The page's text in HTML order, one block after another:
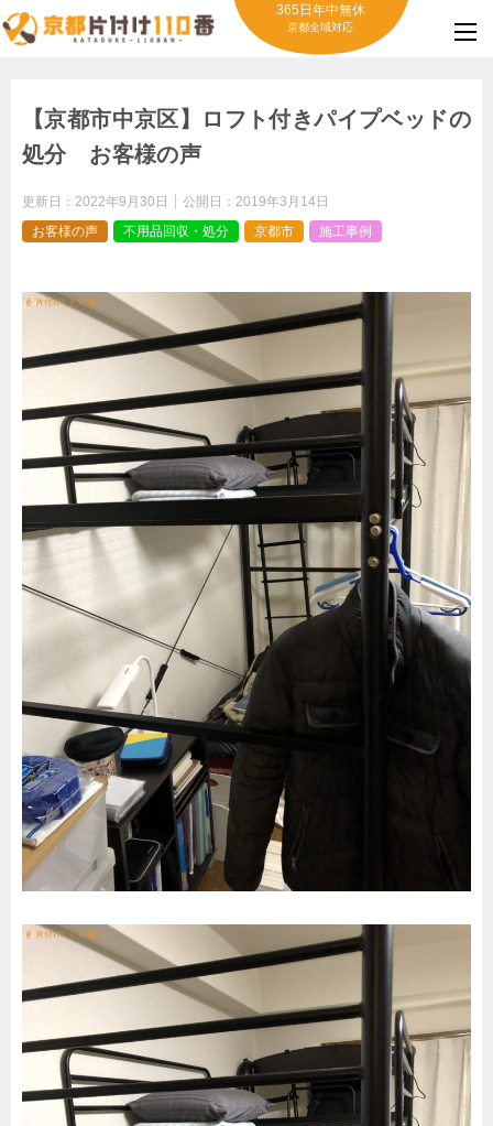
365日年中無休
京都全域対応
【京都市中京区】ロフト付きパイプベッドの
処分 お客様の声
更新日： 2022年9月30日 公開日： 2019年3月14日
お客様の声
不用品回収・処分 京都市 施工事例